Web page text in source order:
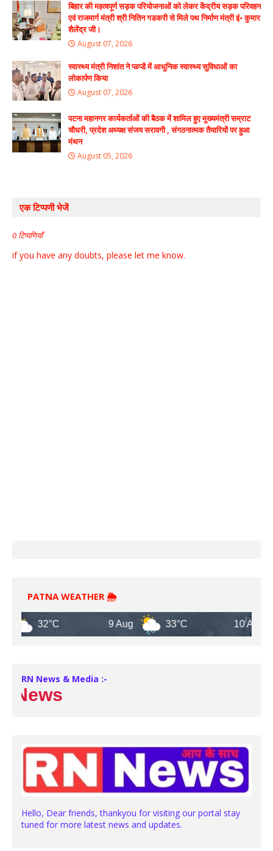
बिहार की महत्वपूर्ण सड़क परियोजनाओं को लेकर केंद्रीय सड़क परिवहन
एवं राजमार्ग मंत्री श्री नितिन गडकरी से मिले पथ निर्माण मंत्री इं॰ कुमार
शैलेंद्र जी।
August 07, 2026
स्वास्थ्य मंत्री निशांत ने प्ळप्डै में आधुनिक स्वास्थ्य सुविधाओं का
लोकार्पण किया
August 07, 2026
पटना महानगर कार्यकर्ताओं की बैठक में शामिल हुए मुख्यमंत्री सम्राट
चौधरी, प्रदेश अध्यक्ष संजय सरावगी , संगठनात्मक तैयारियों पर हुआ
मंथन
August 05, 2026
एक टिप्पणी भेजें
0 टिप्पणियाँ
if you have any doubts, please let me know.
PATNA WEATHER 🌦️
32°C 9 Aug 33°C 10 Aug
RN News & Media :-
Hello, Dear friends, thankyou for visiting our portal stay
tuned for more latest news and updates.